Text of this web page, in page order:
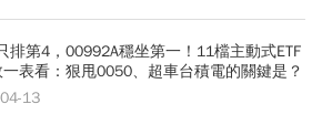
排第4，00992A穩坐第一！11檔主動式ETF
表看：狠甩0050、超車台積電的關鍵是？
13